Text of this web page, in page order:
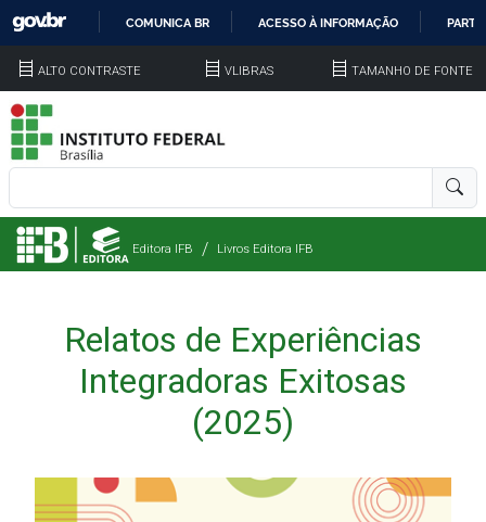
COMUNICA BR ACESSO À INFORMAÇÃO
ALTO CONTRASTE VLIBRAS TAMANHO DE FONTE
Editora IFB Livros Editora IFB
Relatos de Experiências
Integradoras Exitosas
(2025)